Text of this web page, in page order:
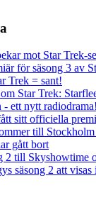
mot Star Trek-
för säsong 3 av
Trek = sant!
Star Trek:
- ett nytt radiodrama!
sitt officiella
till
gått bort
2 till Skyshowtime
säsong 2 att visas